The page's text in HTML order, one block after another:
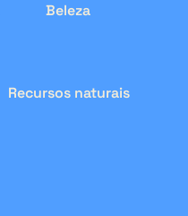
Beleza
Recursos naturais